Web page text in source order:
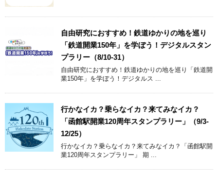
自由研究におすすめ！鉄道ゆかりの地を巡り
「鉄道開業150年」を学ぼう！デジタルスタン
プラリー（8/10-31）
自由研究におすすめ！鉄道ゆかりの地を巡り「鉄道開
業150年」を学ぼう！デジタルス ...
行かなイカ？乗らなイカ？来てみなイカ？
「函館駅開業120周年スタンプラリー」（9/3-
12/25）
行かなイカ？乗らなイカ？来てみなイカ？「函館駅開
業120周年スタンプラリー」 期 ...